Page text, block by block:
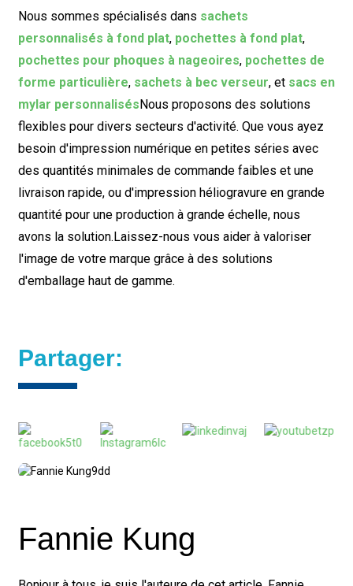
Nous sommes spécialisés dans sachets
personnalisés à fond plat, pochettes à fond plat,
pochettes pour phoques à nageoires, pochettes de
forme particulière, sachets à bec verseur, et sacs en
mylar personnalisésNous proposons des solutions
flexibles pour divers secteurs d'activité. Que vous ayez
besoin d'impression numérique en petites séries avec
des quantités minimales de commande faibles et une
livraison rapide, ou d'impression héliogravure en grande
quantité pour une production à grande échelle, nous
avons la solution.Laissez-nous vous aider à valoriser
l'image de votre marque grâce à des solutions
d'emballage haut de gamme.
Partager:
Fannie Kung